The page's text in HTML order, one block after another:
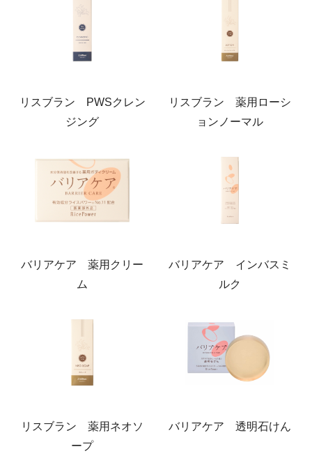
リスブラン PWSクレン
ジング
リスブラン 薬用ローシ
ョンノーマル
バリアケア 薬用クリー
ム
バリアケア インバスミ
ルク
リスブラン 薬用ネオソ
ープ
バリアケア 透明石けん